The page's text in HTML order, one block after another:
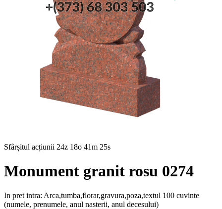
Sfârșitul acțiunii 24z 18o 41m 24s
Monument granit rosu 0274
In pret intra: Arca,tumba,florar,gravura,poza,textul 100 cuvinte
(numele, prenumele, anul nasterii, anul decesului)